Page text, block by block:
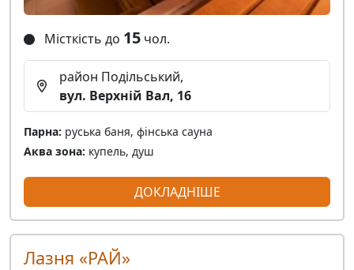
Місткість до 15 чол.
район Подільський,
вул. Верхній Вал, 16
Парна: руська баня, фінська сауна
Аква зона: купель, душ
ДОКЛАДНІШЕ
Лазня «РАЙ»